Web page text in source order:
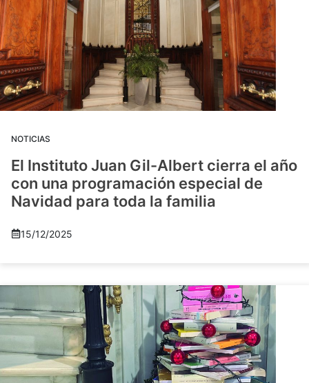
NOTICIAS
El Instituto Juan Gil-Albert cierra el año
con una programación especial de
Navidad para toda la familia
15/12/2025